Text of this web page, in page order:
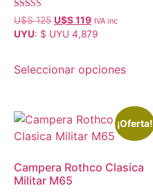
Valorado con
5.00
de 5
U$S125 U$S119 IVA inc
UYU: $ UYU 4,879
Seleccionar opciones
¡Oferta!
Campera Rothco Clasica
Militar M65